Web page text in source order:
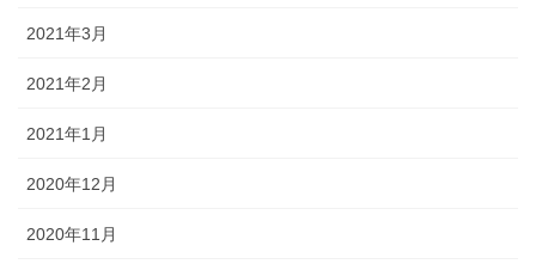
2021年3月
2021年2月
2021年1月
2020年12月
2020年11月